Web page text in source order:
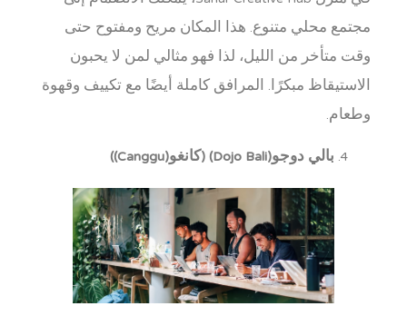
مجتمع محلي متنوع. هذا المكان مريح ومفتوح حتى
وقت متأخر من الليل، لذا فهو مثالي لمن لا يحبون
الاستيقاظ مبكرًا. المرافق كاملة أيضًا مع تكييف وقهوة
وطعام.
بالي دوجو(Dojo Bali) (كانغو(Canggu))